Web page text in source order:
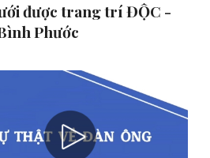
được trang trí ĐỘC -
Phước